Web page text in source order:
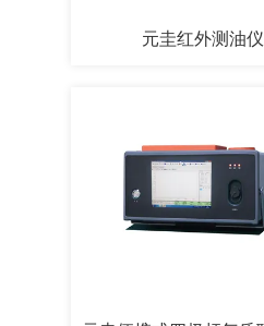
元圭红外测油仪